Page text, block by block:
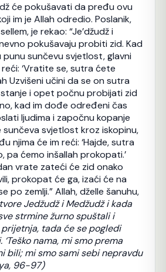
će pokušavati da pređu ovu
im je Allah odredio. Poslanik,
je rekao: “Je’džudž i
pokušavaju probiti zid. Kad
sunčevu svjetlost, glavni
‘Vratite se, sutra ćete
Uzvišeni učini da se on sutra
i opet počnu probijati zid
kad im dođe određeni čas
ljudima i započnu kopanje
sunčeva svjetlost kroz iskopinu,
njima će im reći: ‘Hajde, sutra
pa ćemo inšallah prokopati.’
vrate zateći će zid onako
prokopat će ga, izaći će na
po zemlji.” Allah, dželle šanuhu,
Jedžudž i Medžudž i kada
strmine žurno spuštali i
tada će se pogledi
nama, mi smo prema
bili; mi smo sami sebi nepravdu
96-97)